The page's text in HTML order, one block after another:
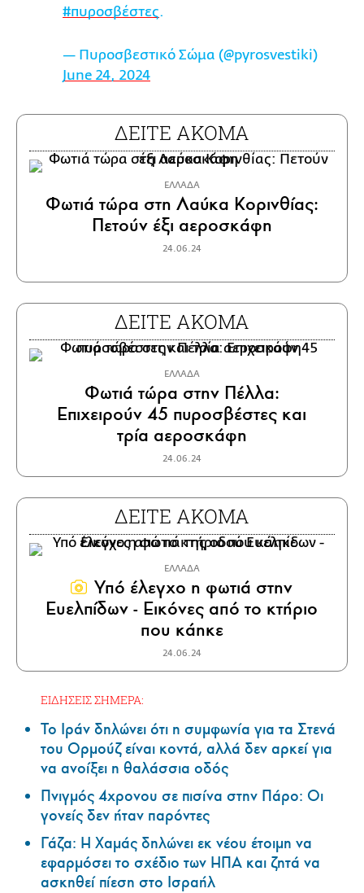
#πυροσβέστες.
— Πυροσβεστικό Σώμα (@pyrosvestiki)
June 24, 2024
ΔΕΙΤΕ ΑΚΟΜΑ
ΕΛΛΑΔΑ
Φωτιά τώρα στη Λαύκα Κορινθίας:
Πετούν έξι αεροσκάφη
24.06.24
ΔΕΙΤΕ ΑΚΟΜΑ
ΕΛΛΑΔΑ
Φωτιά τώρα στην Πέλλα:
Επιχειρούν 45 πυροσβέστες και
τρία αεροσκάφη
24.06.24
ΔΕΙΤΕ ΑΚΟΜΑ
ΕΛΛΑΔΑ
Υπό έλεγχο η φωτιά στην
Ευελπίδων - Εικόνες από το κτήριο
που κάηκε
24.06.24
ΕΙΔΗΣΕΙΣ ΣΗΜΕΡΑ:
Το Ιράν δηλώνει ότι η συμφωνία για τα Στενά
του Ορμούζ είναι κοντά, αλλά δεν αρκεί για
να ανοίξει η θαλάσσια οδός
Πνιγμός 4χρονου σε πισίνα στην Πάρο: Οι
γονείς δεν ήταν παρόντες
Γάζα: Η Χαμάς δηλώνει εκ νέου έτοιμη να
εφαρμόσει το σχέδιο των ΗΠΑ και ζητά να
ασκηθεί πίεση στο Ισραήλ